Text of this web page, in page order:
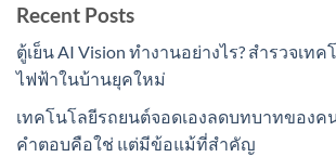
Recent Posts
ตู้เย็น AI Vision ทำงานอย่างไร? สำรวจเท
ไฟฟ้าในบ้านยุคใหม่
เทคโนโลยีรถยนต์จอดเองลดบทบาทของค
คำตอบคือใช่ แต่มีข้อแม้ที่สำคัญ